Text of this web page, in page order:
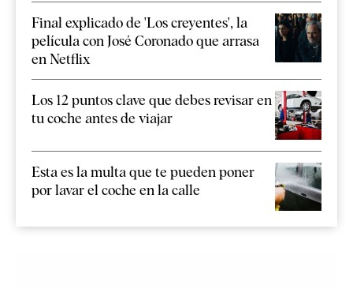
Final explicado de 'Los creyentes', la
película con José Coronado que arrasa
en Netflix
Los 12 puntos clave que debes revisar en
tu coche antes de viajar
Esta es la multa que te pueden poner
por lavar el coche en la calle